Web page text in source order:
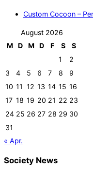
Custom Cocoon –
August 2026
M
D M D F S
S
1
2
3
4 5 6 7 8
9
10 11 12 13 14 15 16
17 18 19 20 21 22 23
24 25 26 27 28 29 30
31
« Apr.
Society News